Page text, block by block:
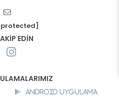
EDİN
Android Uygulama